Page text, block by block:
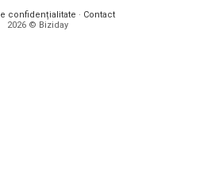
confidențialitate · Contact
2026 © Biziday